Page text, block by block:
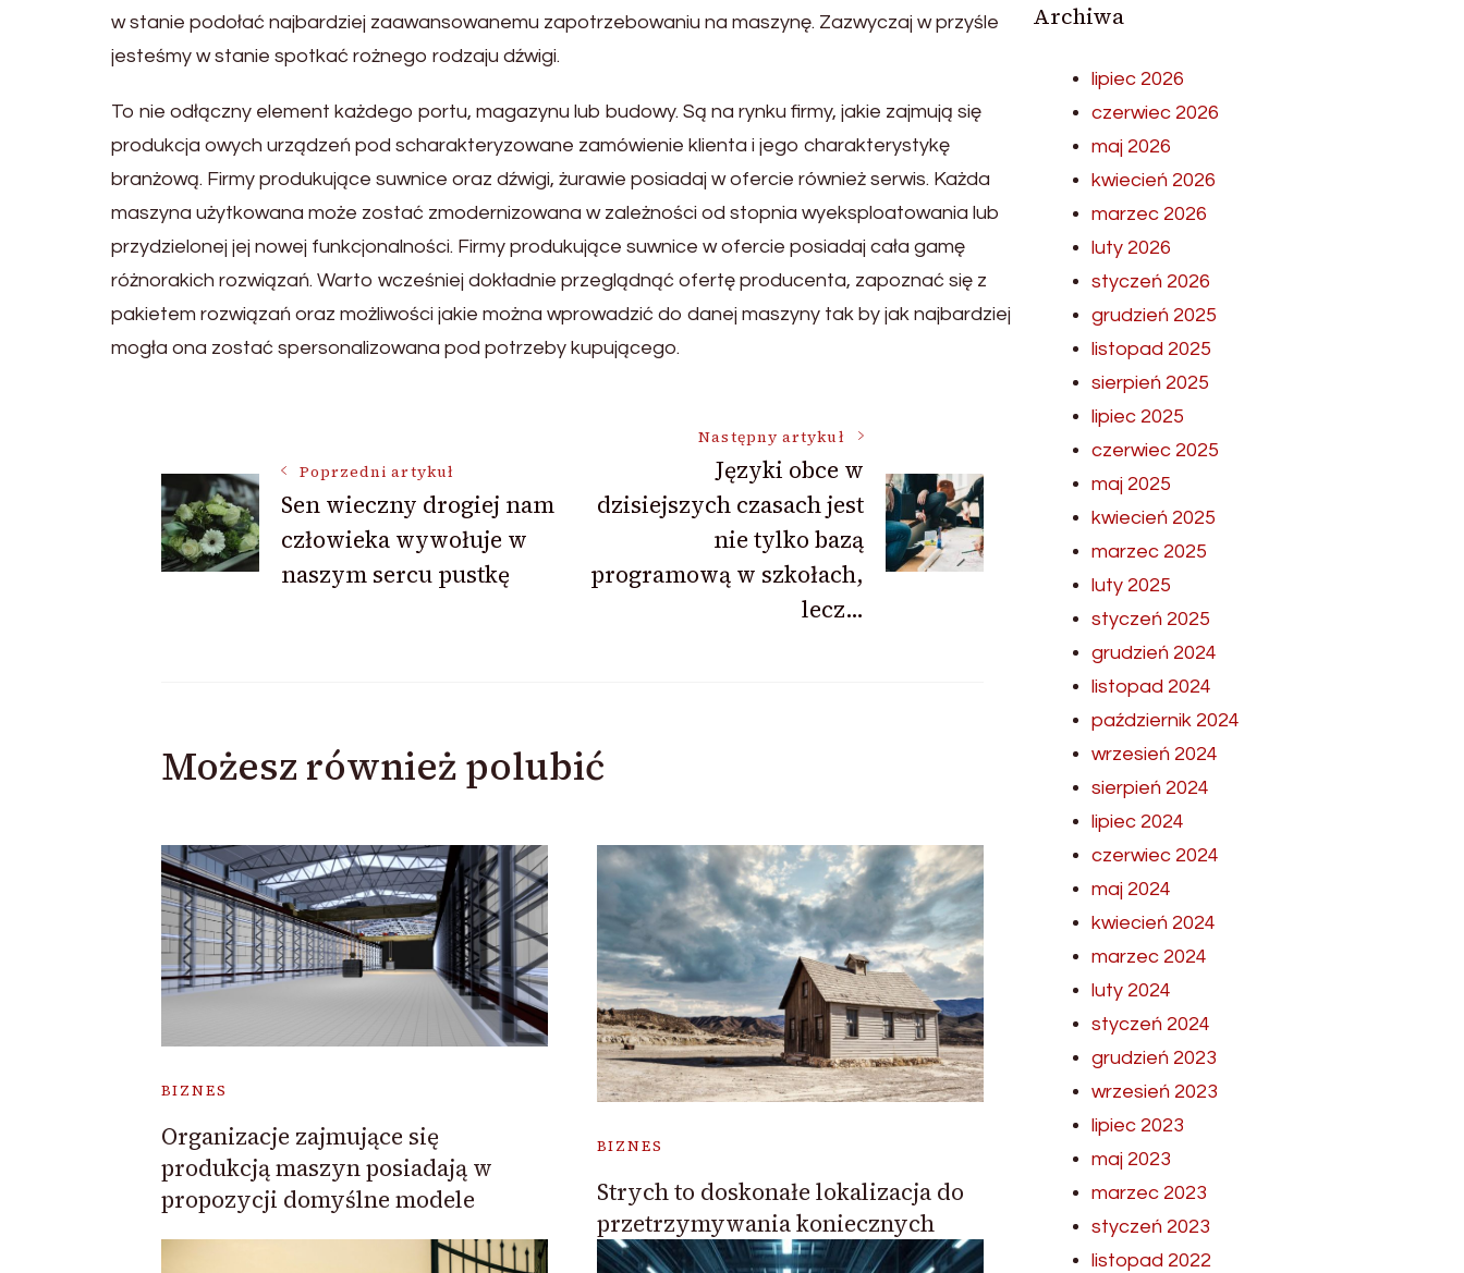
w stanie podołać najbardziej zaawansowanemu zapotrzebowaniu na maszynę. Zazwyczaj w przyśle
jesteśmy w stanie spotkać rożnego rodzaju dźwigi.
To nie odłączny element każdego portu, magazynu lub budowy. Są na rynku firmy, jakie zajmują się
produkcja owych urządzeń pod scharakteryzowane zamówienie klienta i jego charakterystykę
branżową. Firmy produkujące suwnice oraz dźwigi, żurawie posiadaj w ofercie również serwis. Każda
maszyna użytkowana może zostać zmodernizowana w zależności od stopnia wyeksploatowania lub
przydzielonej jej nowej funkcjonalności. Firmy produkujące suwnice w ofercie posiadaj cała gamę
różnorakich rozwiązań. Warto wcześniej dokładnie przeglądnąć ofertę producenta, zapoznać się z
pakietem rozwiązań oraz możliwości jakie można wprowadzić do danej maszyny tak by jak najbardziej
mogła ona zostać spersonalizowana pod potrzeby kupującego.
Nawigacja
wpisu
Poprzedni artykuł
Sen wieczny drogiej nam
człowieka wywołuje w
naszym sercu pustkę
Następny artykuł
Języki obce w
dzisiejszych czasach jest
nie tylko bazą
programową w szkołach,
lecz…
Możesz również polubić
BIZNES
Organizacje zajmujące się
produkcją maszyn posiadają w
propozycji domyślne modele
BIZNES
Strych to doskonałe lokalizacja do
przetrzymywania koniecznych
Archiwa
lipiec 2026
czerwiec 2026
maj 2026
kwiecień 2026
marzec 2026
luty 2026
styczeń 2026
grudzień 2025
listopad 2025
sierpień 2025
lipiec 2025
czerwiec 2025
maj 2025
kwiecień 2025
marzec 2025
luty 2025
styczeń 2025
grudzień 2024
listopad 2024
październik 2024
wrzesień 2024
sierpień 2024
lipiec 2024
czerwiec 2024
maj 2024
kwiecień 2024
marzec 2024
luty 2024
styczeń 2024
grudzień 2023
wrzesień 2023
lipiec 2023
maj 2023
marzec 2023
styczeń 2023
listopad 2022